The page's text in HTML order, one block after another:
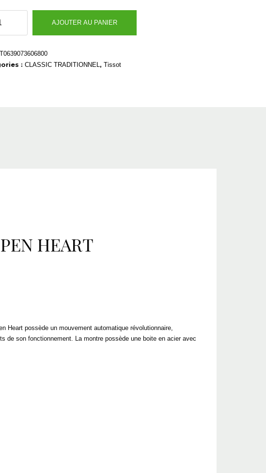
AJOUTER AU PANIER
T0639073606800
: CLASSIC TRADITIONNEL, Tissot
HEART
Heart possède un mouvement automatique révolutionnaire,
de son fonctionnement. La montre possède une boite en acier avec